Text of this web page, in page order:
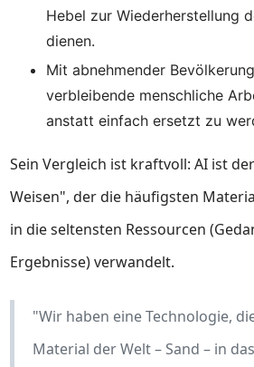
Hebel zur Wiederherstellung
dienen.
Mit abnehmender
verbleibende menschliche
anstatt einfach ersetzt zu
Sein Vergleich ist kraftvoll: AI ist
Weisen", der die häufigsten
in die seltensten Ressourcen
Ergebnisse) verwandelt.
"Wir haben eine Technologie,
Material der Welt – Sand – in